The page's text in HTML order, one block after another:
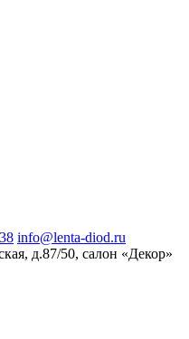
info@lenta-diod.ru
д.87/50, салон «Декор»